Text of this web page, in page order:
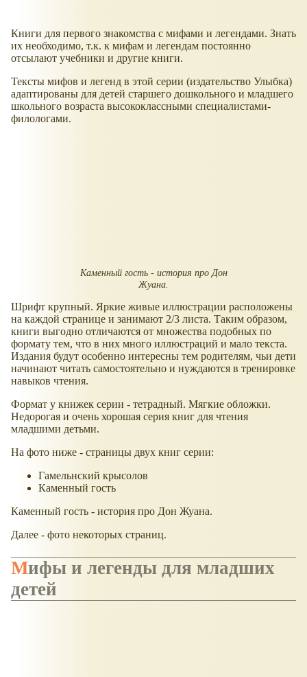
Книги для первого знакомства с мифами и легендами. Знать
их необходимо, т.к. к мифам и легендам постоянно
отсылают учебники и другие книги.
Тексты мифов и легенд в этой серии (издательство Улыбка)
адаптированы для детей старшего дошкольного и младшего
школьного возраста высококлассными специалистами-
филологами.
Каменный гость - история про Дон
Жуана.
Шрифт крупный. Яркие живые иллюстрации расположены
на каждой странице и занимают 2/3 листа. Таким образом,
книги выгодно отличаются от множества подобных по
формату тем, что в них много иллюстраций и мало текста.
Издания будут особенно интересны тем родителям, чьи дети
начинают читать самостоятельно и нуждаются в тренировке
навыков чтения.
Формат у книжек серии - тетрадный. Мягкие обложки.
Недорогая и очень хорошая серия книг для чтения
младшими детьми.
На фото ниже - страницы двух книг серии:
Гамельнский крысолов
Каменный гость
Каменный гость - история про Дон Жуана.
Далее - фото некоторых страниц.
Мифы и легенды для младших
детей